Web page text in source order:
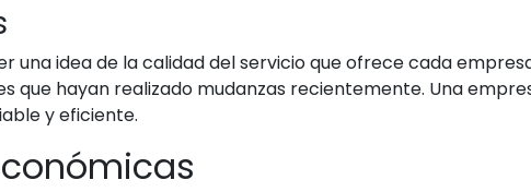
una idea de la calidad del servicio que ofrece cada
que hayan realizado mudanzas recientemente. Una
y eficiente.